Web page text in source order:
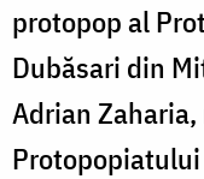
protopop al
Dubăsari din
Adrian